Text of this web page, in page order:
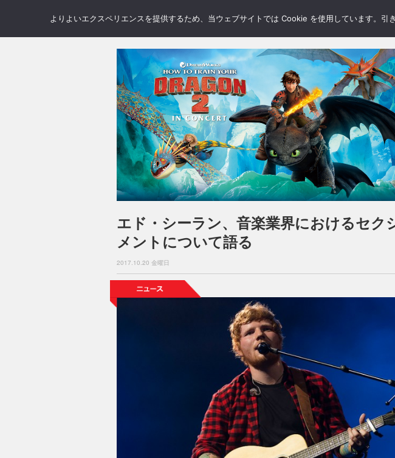
NEWS REVIEWS GALLERY BLOGS FEATURE
エド・シーラン、音楽業界におけるセク
メントについて語る
2017.10.20 金曜日
よりよいエクスペリエンスを提供するため、当ウェブサイトでは Cookie を使用しています。引